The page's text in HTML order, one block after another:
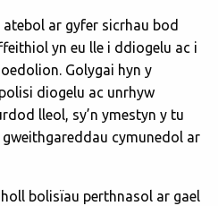
ar gyfer sicrhau bod
yn eu lle i ddiogelu ac i
Golygai hyn y
diogelu ac unrhyw
lleol, sy’n ymestyn y tu
gweithgareddau cymunedol ar
bolisïau perthnasol ar gael